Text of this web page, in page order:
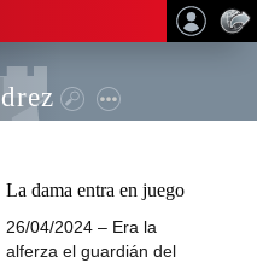
La dama entra en juego
26/04/2024 – Era la
alferza el guardián del